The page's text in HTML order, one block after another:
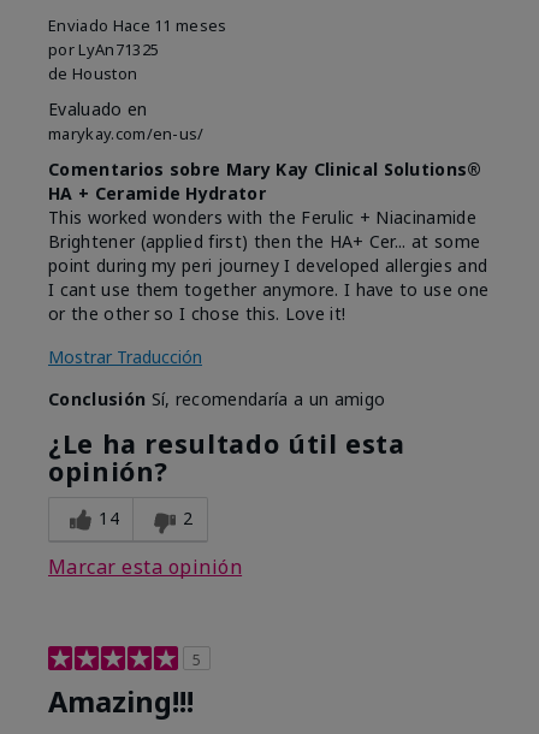
Enviado Hace 11 meses
por LyAn71325
de Houston
Evaluado en
marykay.com/en-us/
Comentarios sobre Mary Kay Clinical Solutions®
HA + Ceramide Hydrator
This worked wonders with the Ferulic + Niacinamide
Brightener (applied first) then the HA+ Cer... at some
point during my peri journey I developed allergies and
I cant use them together anymore. I have to use one
or the other so I chose this. Love it!
Mostrar Traducción
Conclusión Sí, recomendaría a un amigo
¿Le ha resultado útil esta
opinión?
14 2
Marcar esta opinión
5
Amazing!!!